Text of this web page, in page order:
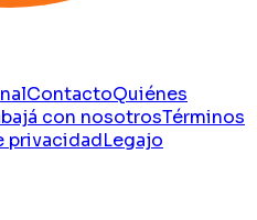
ContactoQuiénes
con nosotrosTérminos
privacidadLegajo